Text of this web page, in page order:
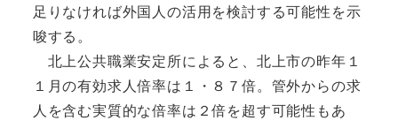
足りなければ外国人の活用を検討する可能性を示
唆する。
北上公共職業安定所によると、北上市の昨年１
１月の有効求人倍率は１・８７倍。管外からの求
人を含む実質的な倍率は２倍を超す可能性もあ